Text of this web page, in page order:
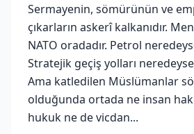
Sermayenin, sömürünün ve
çıkarların askerî kalkanıdır.
NATO oradadır. Petrol
Stratejik geçiş yolları
Ama katledilen Müslümanlar
olduğunda ortada ne insan
hukuk ne de vicdan...